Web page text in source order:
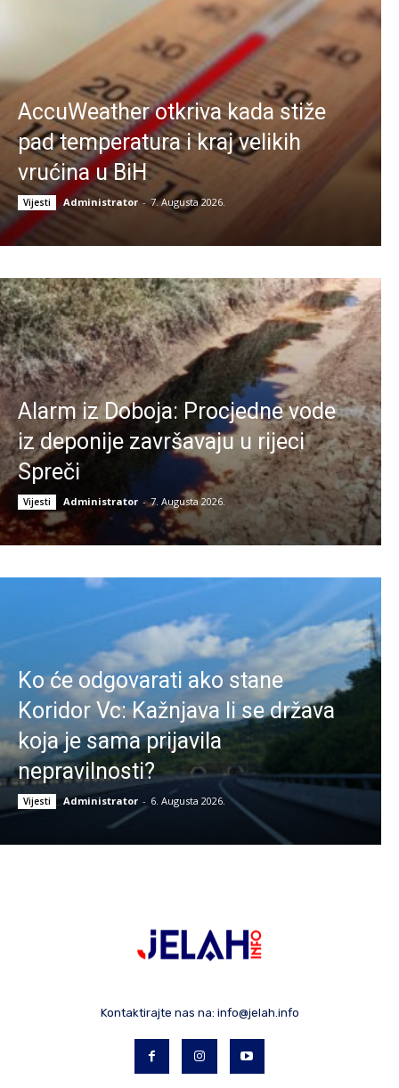
AccuWeather otkriva kada stiže
pad temperatura i kraj velikih
vrućina u BiH
Vijesti Administrator - 7. Augusta 2026.
Alarm iz Doboja: Procjedne vode
iz deponije završavaju u rijeci
Spreči
Vijesti Administrator - 7. Augusta 2026.
Ko će odgovarati ako stane
Koridor Vc: Kažnjava li se država
koja je sama prijavila
nepravilnosti?
Vijesti Administrator - 6. Augusta 2026.
Kontaktirajte nas na: info@jelah.info